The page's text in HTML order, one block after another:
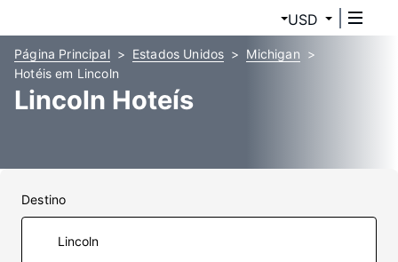
USD
Página Principal Estados Unidos
Michigan
Hotéis em Lincoln
Lincoln Hoteís
Destino